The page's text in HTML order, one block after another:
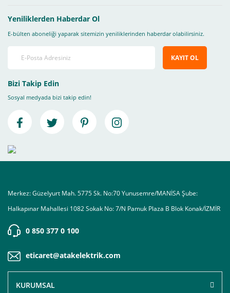
Yeniliklerden Haberdar Ol
E-bülten aboneliği yaparak sitemizin yeniliklerinden haberdar olabilirsiniz.
KAYIT OL
Bizi Takip Edin
Sosyal medyada bizi takip edin!
Merkez: Güzelyurt Mah. 5775 Sk. No:70 Yunusemre/MANİSA Şube:
Halkapınar Mahallesi 1082 Sokak No: 7/N Pamuk Plaza B Blok Konak/İZMİR
0 850 377 0 100
eticaret@atakelektrik.com
KURUMSAL